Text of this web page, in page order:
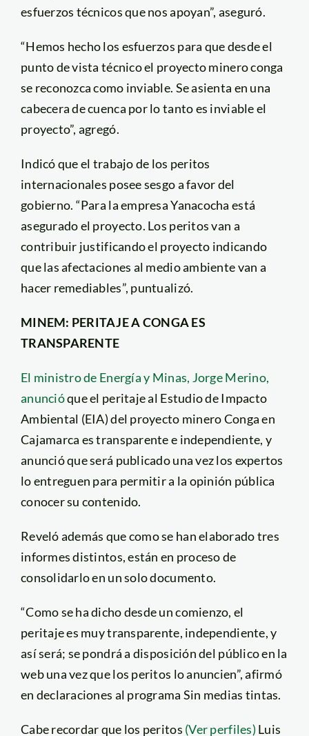
esfuerzos técnicos que nos apoyan”, aseguró.
“Hemos hecho los esfuerzos para que desde el
punto de vista técnico el proyecto minero conga
se reconozca como inviable. Se asienta en una
cabecera de cuenca por lo tanto es inviable el
proyecto”, agregó.
Indicó que el trabajo de los peritos
internacionales posee sesgo a favor del
gobierno. “Para la empresa Yanacocha está
asegurado el proyecto. Los peritos van a
contribuir justificando el proyecto indicando
que las afectaciones al medio ambiente van a
hacer remediables”, puntualizó.
MINEM: PERITAJE A CONGA ES
TRANSPARENTE
El ministro de Energía y Minas, Jorge Merino,
anuncióque el peritaje al Estudio de Impacto
Ambiental (EIA) del proyecto minero Conga en
Cajamarca es transparente e independiente, y
anunció que será publicado una vez los expertos
lo entreguen para permitir a la opinión pública
conocer su contenido.
Reveló además que como se han elaborado tres
informes distintos, están en proceso de
consolidarlo en un solo documento.
“Como se ha dicho desde un comienzo, el
peritaje es muy transparente, independiente, y
así será; se pondrá a disposición del público en la
web una vez que los peritos lo anuncien”, afirmó
en declaraciones al programa Sin medias tintas.
Cabe recordar que los peritos (Ver perfiles) Luis